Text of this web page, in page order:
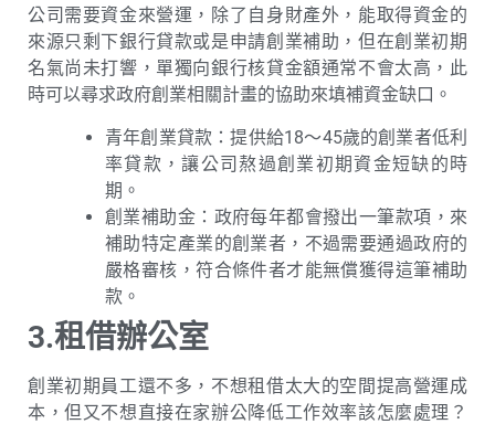
公司需要資金來營運，除了自身財產外，能取得資金的
來源只剩下銀行貸款或是申請創業補助，但在創業初期
名氣尚未打響，單獨向銀行核貸金額通常不會太高，此
時可以尋求政府創業相關計畫的協助來填補資金缺口。
青年創業貸款：提供給18～45歲的創業者低利
率貸款，讓公司熬過創業初期資金短缺的時
期。
創業補助金：政府每年都會撥出一筆款項，來
補助特定產業的創業者，不過需要通過政府的
嚴格審核，符合條件者才能無償獲得這筆補助
款。
3.租借辦公室
創業初期員工還不多，不想租借太大的空間提高營運成
本，但又不想直接在家辦公降低工作效率該怎麼處理？